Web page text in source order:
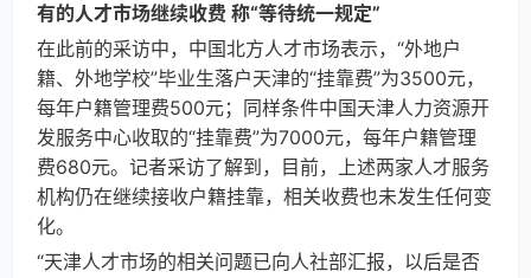
有的人才市场继续收费 称“等待统一规定”
在此前的采访中，中国北方人才市场表示，“外地户
籍、外地学校”毕业生落户天津的“挂靠费”为3500元，
每年户籍管理费500元；同样条件中国天津人力资源开
发服务中心收取的“挂靠费”为7000元，每年户籍管理
费680元。记者采访了解到，目前，上述两家人才服务
机构仍在继续接收户籍挂靠，相关收费也未发生任何变
化。
“天津人才市场的相关问题已向人社部汇报，以后是否